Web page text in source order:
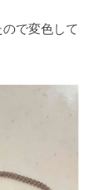
で変色して